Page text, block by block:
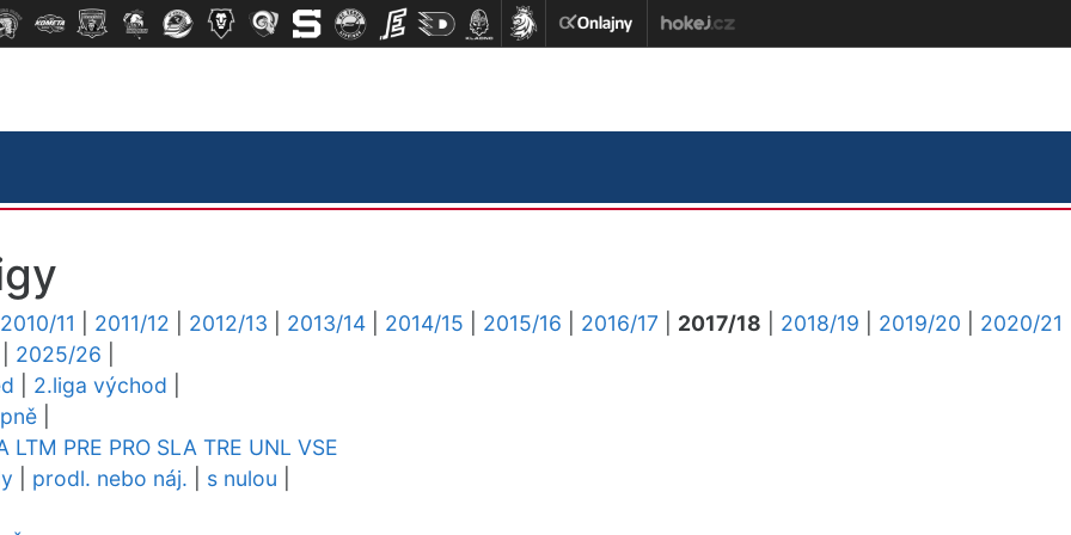
2010/11 2011/12 2012/13 2013/14 2014/15 2015/16 2016/17 2017/18 2018/19 2019/20
2020/21
2025/26
2.liga východ
LTM PRE PRO SLA TRE UNL VSE
prodl. nebo náj. s nulou